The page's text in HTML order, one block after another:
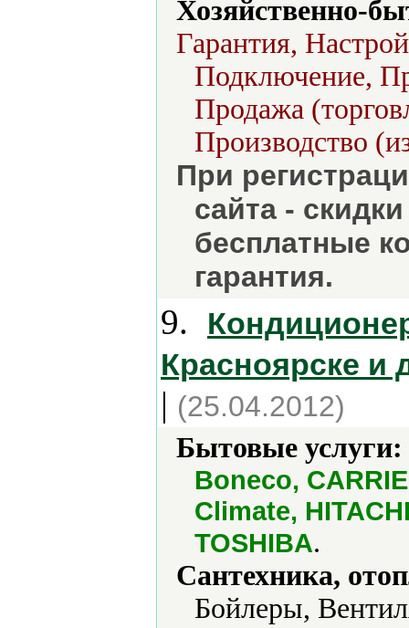
Хозяйственно-
Гарантия,
Подключение,
Продажа
Производство
При
сайта -
бесплатные
гарантия.
9.
Красноярске и
| (25.04.2012)
Бытовые услуги:
Boneco,
Climate,
TOSHIBA.
Сантехника,
Бойлеры,